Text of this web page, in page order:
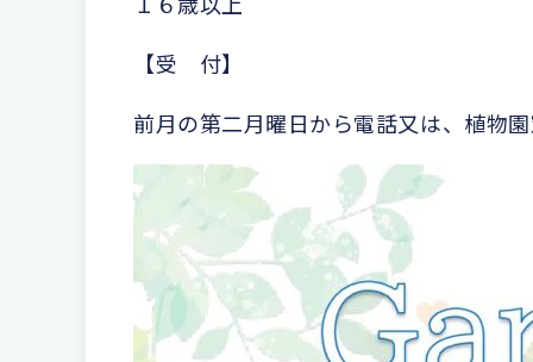
【受 付】
前月の第二月曜日から電話又は、植物